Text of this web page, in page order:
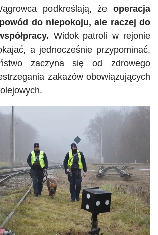
podkreślają, że operacja
do niepokoju, ale raczej do
Widok patroli w rejonie
a jednocześnie przypominać,
zaczyna się od zdrowego
zakazów obowiązujących